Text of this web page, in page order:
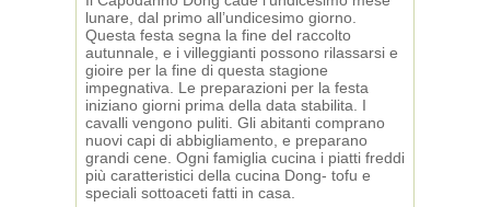
lunare, dal primo all’undicesimo giorno.
Questa festa segna la fine del raccolto
autunnale, e i villeggianti possono rilassarsi e
gioire per la fine di questa stagione
impegnativa. Le preparazioni per la festa
iniziano giorni prima della data stabilita. I
cavalli vengono puliti. Gli abitanti comprano
nuovi capi di abbigliamento, e preparano
grandi cene. Ogni famiglia cucina i piatti freddi
più caratteristici della cucina Dong- tofu e
speciali sottoaceti fatti in casa.